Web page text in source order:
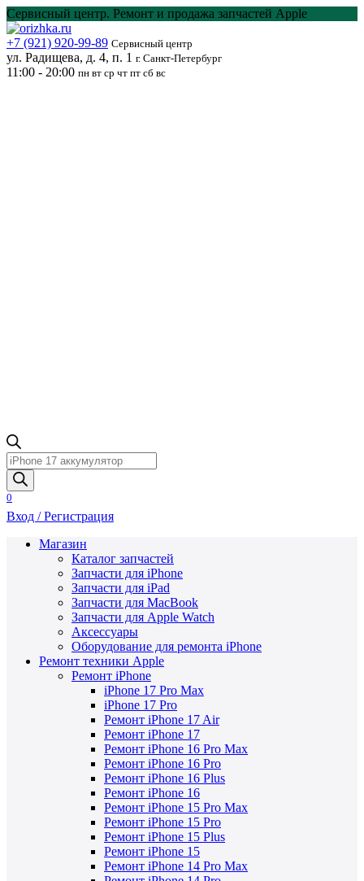
Перейти
к
содержанию
Сервисный центр. Ремонт и продажа запчастей Apple
+7 (921) 920-99-89 Сервисный центр
ул. Радищева, д. 4, п. 1 г. Санкт-Петербург
11:00 - 20:00 пн вт ср чт пт сб вс
Поиск
товаров
0
Вход / Регистрация
Магазин
Каталог запчастей
Запчасти для iPhone
Запчасти для iPad
Запчасти для MacBook
Запчасти для Apple Watch
Аксессуары
Оборудование для ремонта iPhone
Ремонт техники Apple
Ремонт iPhone
iPhone 17 Pro Max
iPhone 17 Pro
Ремонт iPhone 17 Air
Ремонт iPhone 17
Ремонт iPhone 16 Pro Max
Ремонт iPhone 16 Pro
Ремонт iPhone 16 Plus
Ремонт iPhone 16
Ремонт iPhone 15 Pro Max
Ремонт iPhone 15 Pro
Ремонт iPhone 15 Plus
Ремонт iPhone 15
Ремонт iPhone 14 Pro Max